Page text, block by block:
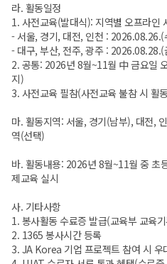
라. 활동일정
1. 사전교육(발대식): 지역별 오프라인
- 서울, 경기, 대전, 인천 : 2026.08.26.(
- 대구, 부산, 전주, 광주 : 2026.08.28.(
2. 공통: 2026년 8월~11월 中 금요일
지)
3. 사전교육 필참(사전교육 불참 시 활
마. 활동지역: 서울, 경기(남부), 대전,
역(선택)
바. 활동내용: 2026년 8월~11월 중 초
제교육 실시
사. 기타사항
1. 봉사활동 수료증 발급(교육부 교육
2. 1365 봉사시간 등록
3. JA Korea 기업 프로젝트 참여 시 우